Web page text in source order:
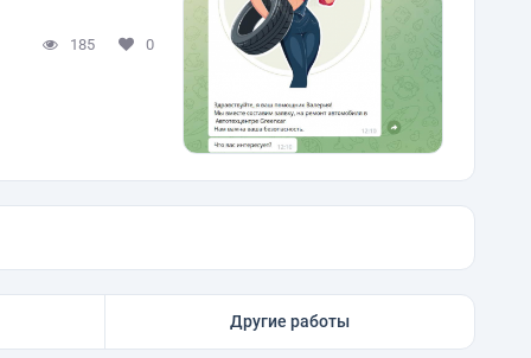
185 0
Другие работы